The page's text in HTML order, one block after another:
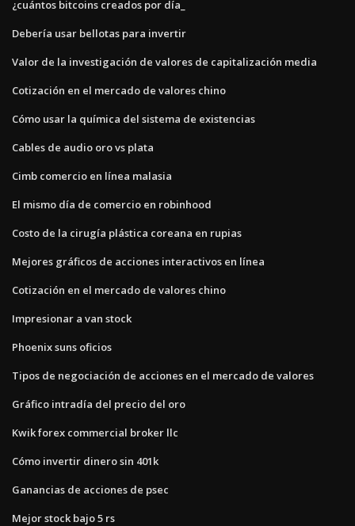
¿cuántos bitcoins creados por día_
Debería usar bellotas para invertir
Valor de la investigación de valores de capitalización media
Cotización en el mercado de valores chino
Cómo usar la química del sistema de existencias
Cables de audio oro vs plata
Cimb comercio en línea malasia
El mismo día de comercio en robinhood
Costo de la cirugía plástica coreana en rupias
Mejores gráficos de acciones interactivos en línea
Cotización en el mercado de valores chino
Impresionar a van stock
Phoenix suns oficios
Tipos de negociación de acciones en el mercado de valores
Gráfico intradía del precio del oro
Kwik forex commercial broker llc
Cómo invertir dinero sin 401k
Ganancias de acciones de psec
Mejor stock bajo 5 rs